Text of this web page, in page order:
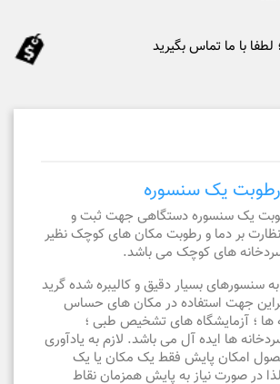
با ما تماس بگیرید
رطوبت یک سنسوره
یک سنسوره دستگاهی جهت ثبت و
بر دما و رطوبت مکان های کوچک نظیر
سردخانه های کوچک می باشد.
سنسورهای بسیار دقیق و کالیبره شده گرید
جهت استفاده در مکان های حساس
ها ؛ آزمایشگاه های تشخیص طبی ؛
ها ایده آل می باشد. لازم به یادآوری
امکان پایش فقط یک مکان یا یک
در صورت نیاز به پایش همزمان نقاط